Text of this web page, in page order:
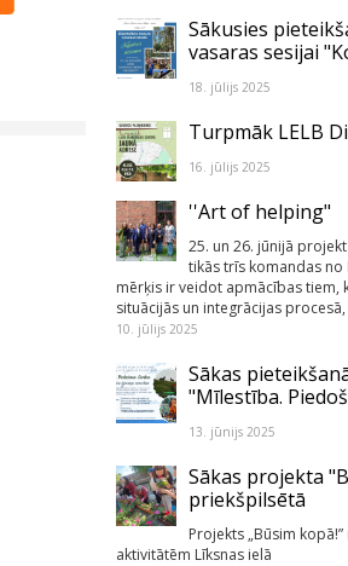
Sākusies
vasaras sesijai
18. jūlijs 2025
Turpmāk LELB
16. jūlijs 2025
''Art of helping"
25. un 26. jūnijā
tikās trīs komandas no
mērķis ir veidot apmācības tiem,
situācijās un integrācijas
10. jūlijs 2025
Sākas
"Mīlestība.
13. jūnijs 2025
Sākas projekta
priekšpilsētā
Projekts „Būsim
aktivitātēm Līksnas ielā